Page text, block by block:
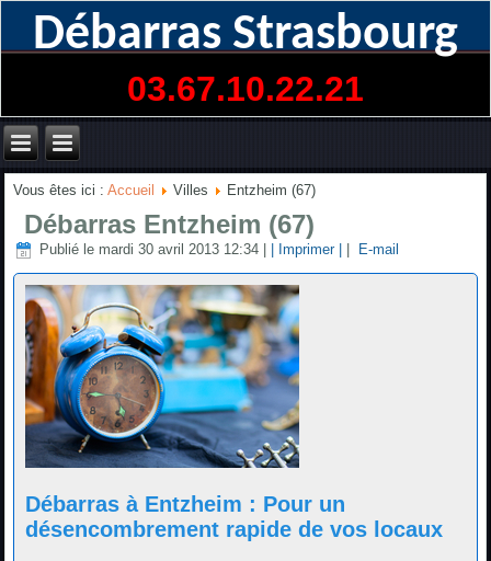
Débarras Strasbourg
03.67.10.22.21
Vous êtes ici :Accueil Villes Entzheim (67)
Débarras Entzheim (67)
Publié le mardi 30 avril 2013 12:34 | Imprimer | E-mail
Débarras à Entzheim : Pour un
désencombrement rapide de vos locaux